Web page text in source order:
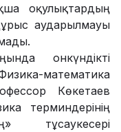
оқулықтардың
дұрыс аударылмауы
онкүндікті
математика
Көкетаев
терминдерінің
тұсаукесері